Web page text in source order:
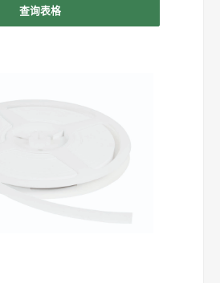
查询表格